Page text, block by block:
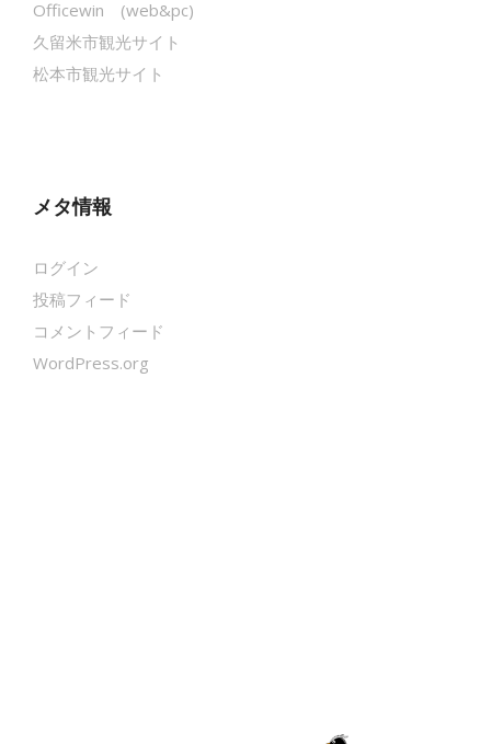
Officewin (web&pc)
久留米市観光サイト
松本市観光サイト
メタ情報
ログイン
投稿フィード
コメントフィード
WordPress.org